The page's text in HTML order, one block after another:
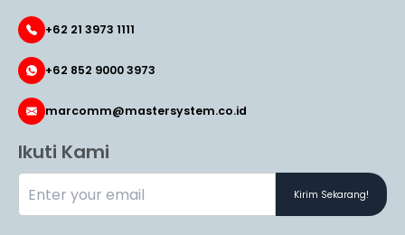
+62 21 3973 1111
+62 852 9000 3973
marcomm@mastersystem.co.id
Ikuti Kami
Kirim Sekarang!